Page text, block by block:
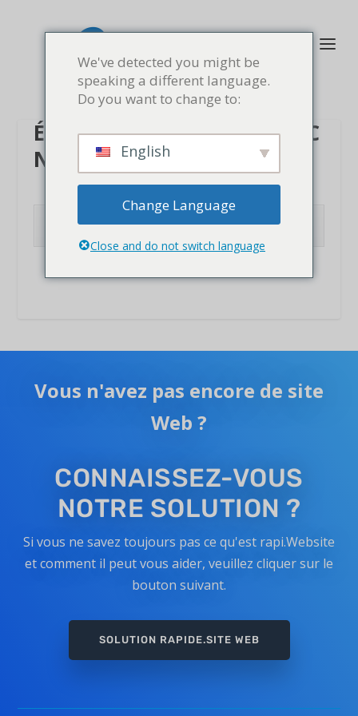
ÉVOLUEZ ET ÉVOLUEZ AVEC
NOTRE SOUTIEN
CLIQUEZ ICI POUR EN SAVOIR PLUS
Vous n'avez pas encore de site
Web ?
CONNAISSEZ-VOUS
NOTRE SOLUTION ?
Si vous ne savez toujours pas ce qu'est rapi.Website
et comment il peut vous aider, veuillez cliquer sur le
bouton suivant.
SOLUTION RAPIDE.SITE WEB
We've detected you might be
speaking a different language.
Do you want to change to:
English
Change Language
Close and do not switch language